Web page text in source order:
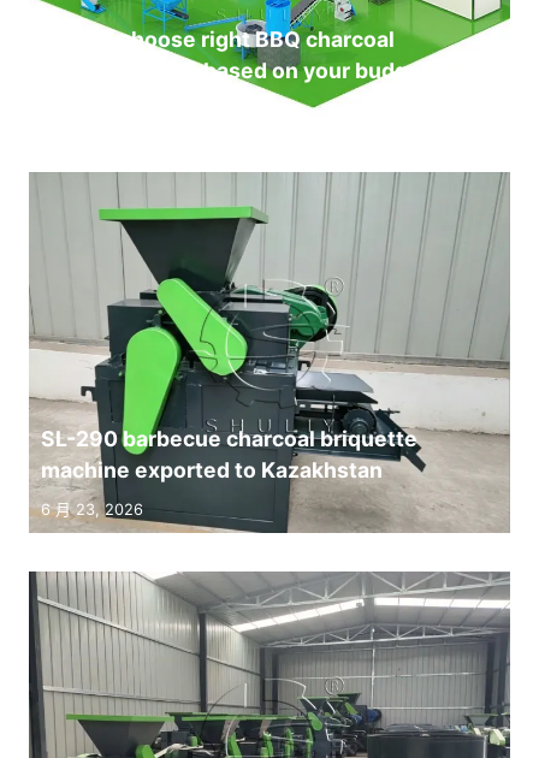
How to choose right BBQ charcoal
production line based on your budget?
SL-290 barbecue charcoal briquette
machine exported to Kazakhstan
6 月 23, 2026